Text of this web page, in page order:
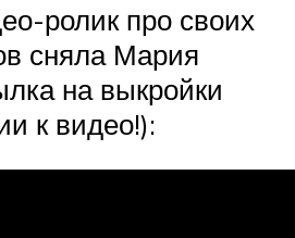
ролик про своих
сняла Мария
на выкройки
к видео!):